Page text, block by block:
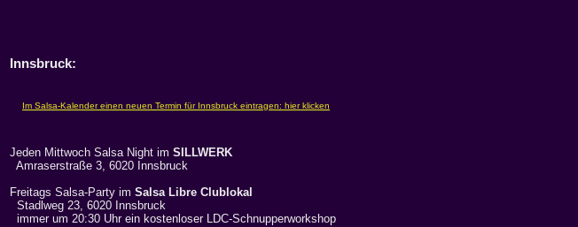
Innsbruck:
Jeden Mittwoch Salsa Night im SILLWERK
Amraserstraße 3, 6020 Innsbruck
Freitags Salsa-Party im Salsa Libre Clublokal
Stadlweg 23, 6020 Innsbruck
immer um 20:30 Uhr ein kostenloser LDC-Schnupperworkshop